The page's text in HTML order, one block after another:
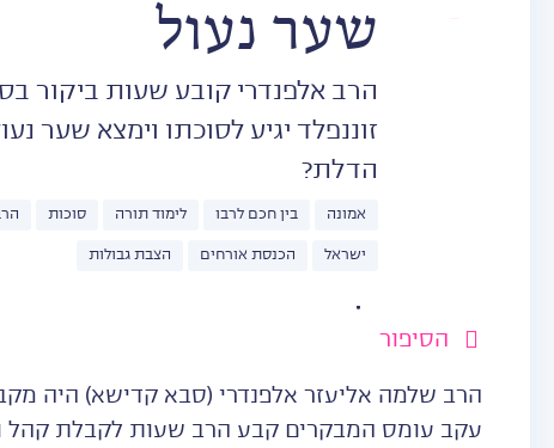
שער נעול
הרב אלפנדרי קובע שעות ביקור
זוננפלד יגיע לסוכתו וימצא שער
הדלת?
אמונה בין חכם לרבו לימוד תורה סוכות
ישראל הכנסת אורחים הצבת גבולות
הסיפור
הרב שלמה אליעזר אלפנדרי (סבא קדישא) היה
עקב עומס המבקרים קבע הרב שעות לקבלת קהל